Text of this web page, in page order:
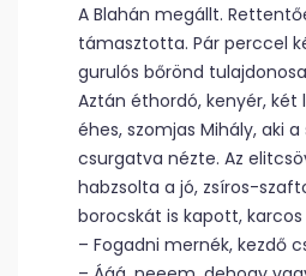
A Blahán megállt.
támasztotta. Pár perccel
gurulós bőrönd
Aztán éthordó, kenyér,
éhes, szomjas Mihály, aki
csurgatva nézte. Az
habzsolta a jó, zsíros-
borocskát is kapott,
– Fogadni mernék, kezdő